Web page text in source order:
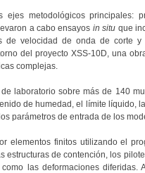
metodológicos principales:
a cabo ensayos in situ que
de velocidad de onda de corte y
del proyecto XSS-10D, una
complejas.
laboratorio sobre más de 140
de humedad, el límite líquido,
parámetros de entrada de los
elementos finitos utilizando el
estructuras de contención, los
las deformaciones diferidas.